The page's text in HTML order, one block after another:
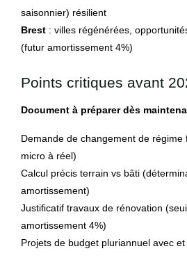
saisonnier) résilient
Brest : villes régénérées,
(futur amortissement 4%)
Points critiques avant
Document à préparer dès
Demande de changement de régime
micro à réel)
Calcul précis terrain vs bâti
amortissement)
Justificatif travaux de rénovation
amortissement 4%)
Projets de budget pluriannuel avec